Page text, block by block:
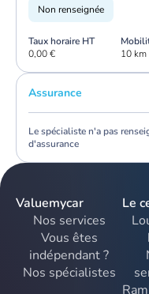
Non renseignée
Taux horaire HT
0,00 €
10 km
Assurance
Le spécialiste n'a pas
d'assurance
Valuemycar
Nos services
Vous êtes
indépendant ?
Nos spécialistes
Le